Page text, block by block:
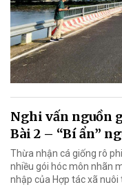
Nghi vấn nguồn
Bài 2 – “Bí ẩn”
Thừa nhận cá giống rô
nhiều gói hóc môn nhãn
nhập của Hợp tác xã nuôi